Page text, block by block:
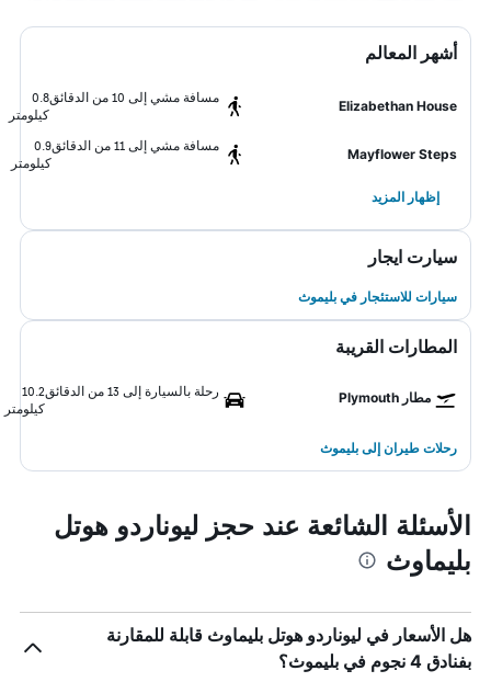
أشهر المعالم
Elizabethan House
مسافة مشي إلى 10 من الدقائق
0.8
كيلومتر
Mayflower Steps
مسافة مشي إلى 11 من الدقائق
0.9
كيلومتر
إظهار المزيد
سيارت ايجار
سيارات للاستئجار في بليموث
المطارات القريبة
مطار Plymouth رحلة بالسيارة إلى 13 من الدقائق
10.2
كيلومتر
رحلات طيران إلى بليموث
الأسئلة الشائعة عند حجز ليوناردو هوتل
بليماوث
هل الأسعار في ليوناردو هوتل بليماوث قابلة للمقارنة
بفنادق 4 نجوم في بليموث؟